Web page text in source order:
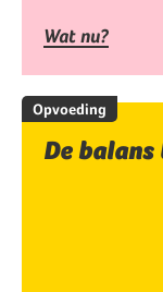
Wat nu?
Opvoeding
De